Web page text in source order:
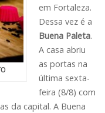
em Fortaleza.
Dessa vez é a
Buena Paleta.
A casa abriu
as portas na
última sexta-
feira (8/8) com
da capital. A Buena